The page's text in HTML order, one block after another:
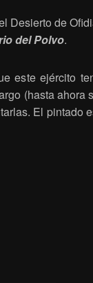
Desierto de
del Polvo.
este ejército
(hasta ahora
El pintado